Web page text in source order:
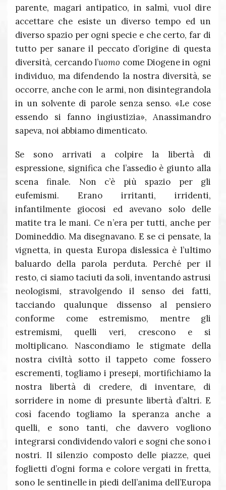
parente, magari antipatico, in salmì, vuol dire
accettare che esiste un diverso tempo ed un
diverso spazio per ogni specie e che certo, far di
tutto per sanare il peccato d’origine di questa
diversità, cercando l’uomo come Diogene in ogni
individuo, ma difendendo la nostra diversità, se
occorre, anche con le armi, non disintegrandola
in un solvente di parole senza senso. «Le cose
essendo si fanno ingiustizia», Anassimandro
sapeva, noi abbiamo dimenticato.
Se sono arrivati a colpire la libertà di
espressione, significa che l’assedio è giunto alla
scena finale. Non c’è più spazio per gli
eufemismi. Erano irritanti, irridenti,
infantilmente giocosi ed avevano solo delle
matite tra le mani. Ce n’era per tutti, anche per
Domineddio. Ma disegnavano. E se ci pensate, la
vignetta, in questa Europa dislessica è l’ultimo
baluardo della parola perduta. Perché per il
resto, ci siamo taciuti da soli, inventando astrusi
neologismi, stravolgendo il senso dei fatti,
tacciando qualunque dissenso al pensiero
conforme come estremismo, mentre gli
estremismi, quelli veri, crescono e si
moltiplicano. Nascondiamo le stigmate della
nostra civiltà sotto il tappeto come fossero
escrementi, togliamo i presepi, mortifichiamo la
nostra libertà di credere, di inventare, di
sorridere in nome di presunte libertà d’altri. E
così facendo togliamo la speranza anche a
quelli, e sono tanti, che davvero vogliono
integrarsi condividendo valori e sogni che sono i
nostri. Il silenzio composto delle piazze, quei
foglietti d’ogni forma e colore vergati in fretta,
sono le sentinelle in piedi dell’anima dell’Europa